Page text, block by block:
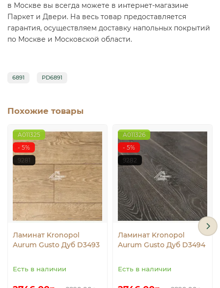
в Москве вы всегда можете в интернет-магазине
Паркет и Двери. На весь товар предоставляется
гарантия, осуществляем доставку напольных покрытий
по Москве и Московской области.
6891 PD6891
Похожие товары
A011325
- 5%
9281
Ламинат Kronopol
Aurum Gusto Дуб D3493
Есть в наличии
A011326
- 5%
9282
Ламинат Kronopol
Aurum Gusto Дуб D3494
Есть в наличии